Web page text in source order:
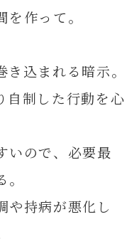
作って。
込まれる暗示。
自制した行動を心
いので、必要最
や持病が悪化し